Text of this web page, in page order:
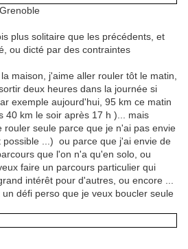
plus solitaire que les précédents, et
ou dicté par des contraintes
maison, j'aime aller rouler tôt le matin,
deux heures dans la journée si
exemple aujourd'hui, 95 km ce matin
40 km le soir après 17 h )... mais
rouler seule parce que je n'ai pas envie
possible ...) ou parce que j'ai envie de
que l'on n'a qu'en solo, ou
faire un parcours particulier qui
intérêt pour d'autres, ou encore ...
défi perso que je veux boucler seule